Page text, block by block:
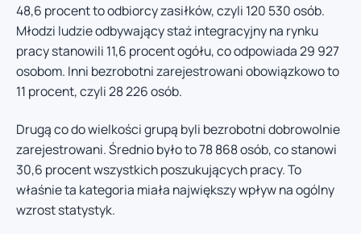
48,6 procent to odbiorcy zasiłków, czyli 120 530 osób.
Młodzi ludzie odbywający staż integracyjny na rynku
pracy stanowili 11,6 procent ogółu, co odpowiada 29 927
osobom. Inni bezrobotni zarejestrowani obowiązkowo to
11 procent, czyli 28 226 osób.
Drugą co do wielkości grupą byli bezrobotni dobrowolnie
zarejestrowani. Średnio było to 78 868 osób, co stanowi
30,6 procent wszystkich poszukujących pracy. To
właśnie ta kategoria miała największy wpływ na ogólny
wzrost statystyk.